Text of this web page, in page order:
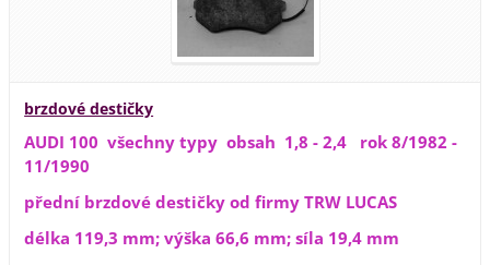
brzdové destičky
AUDI 100 všechny typy obsah 1,8 - 2,4 rok 8/1982 -
11/1990
přední brzdové destičky od firmy TRW LUCAS
délka 119,3 mm; výška 66,6 mm; síla 19,4 mm